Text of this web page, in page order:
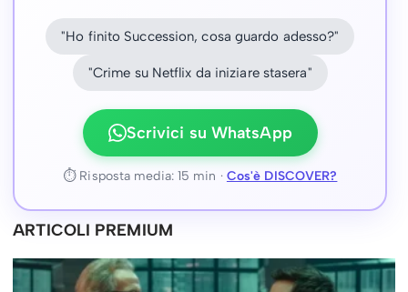
"Ho finito Succession, cosa guardo adesso?"
"Crime su Netflix da iniziare stasera"
Scrivici su WhatsApp
⏱ Risposta media: 15 min · Cos'è DISCOVER?
ARTICOLI PREMIUM